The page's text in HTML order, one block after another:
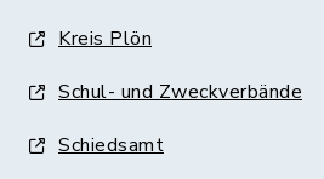
Kreis Plön
Schul- und Zweckverbände
Schiedsamt